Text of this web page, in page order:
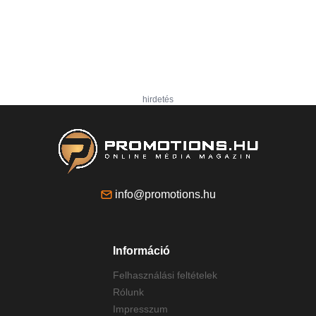
hirdetés
info@promotions.hu
Információ
Felhasználási feltételek
Rólunk
Impresszum